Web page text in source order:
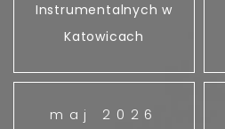
Instrumentalnych w
Katowicach
maj 2026